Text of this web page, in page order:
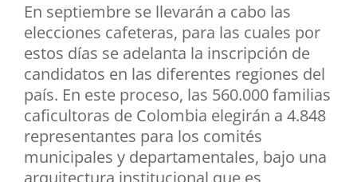
En septiembre se llevarán a cabo las
elecciones cafeteras, para las cuales por
estos días se adelanta la inscripción de
candidatos en las diferentes regiones del
país. En este proceso, las 560.000 familias
caficultoras de Colombia elegirán a 4.848
representantes para los comités
municipales y departamentales, bajo una
arquitectura institucional que es